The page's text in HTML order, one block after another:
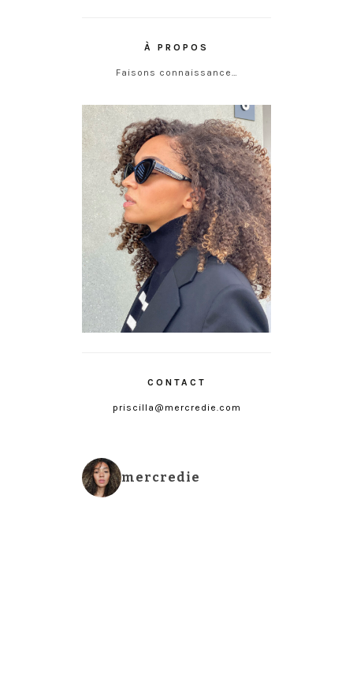
À PROPOS
Faisons connaissance…
CONTACT
priscilla@mercredie.com
mercredie